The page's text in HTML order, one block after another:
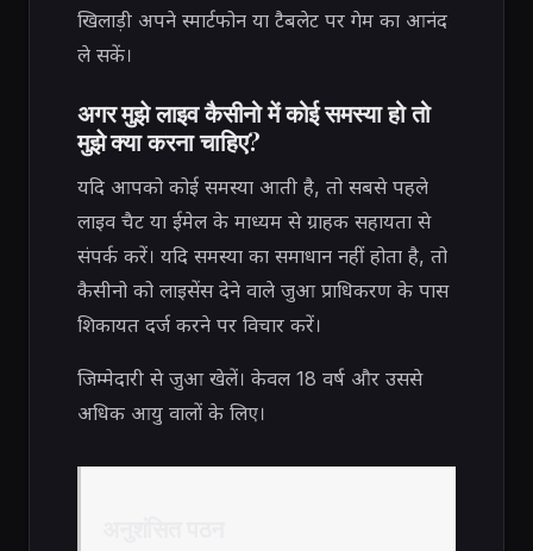
खिलाड़ी अपने स्मार्टफोन या टैबलेट पर गेम का आनंद
ले सकें।
अगर मुझे लाइव कैसीनो में कोई समस्या हो तो
मुझे क्या करना चाहिए?
यदि आपको कोई समस्या आती है, तो सबसे पहले
लाइव चैट या ईमेल के माध्यम से ग्राहक सहायता से
संपर्क करें। यदि समस्या का समाधान नहीं होता है, तो
कैसीनो को लाइसेंस देने वाले जुआ प्राधिकरण के पास
शिकायत दर्ज करने पर विचार करें।
जिम्मेदारी से जुआ खेलें। केवल 18 वर्ष और उससे
अधिक आयु वालों के लिए।